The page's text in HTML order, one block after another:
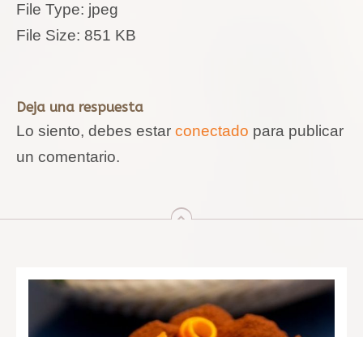
File Type: jpeg
File Size: 851 KB
Deja una respuesta
Lo siento, debes estar conectado para publicar
un comentario.
arriba